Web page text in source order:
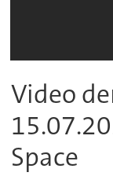
Video
Space